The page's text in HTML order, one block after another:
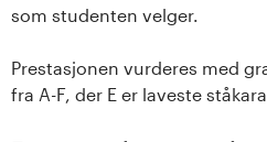
som studenten velger.
Prestasjonen vurderes med
fra A-F, der E er laveste